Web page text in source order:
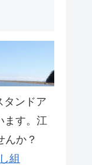
タンドア
ます。江
んか？
組